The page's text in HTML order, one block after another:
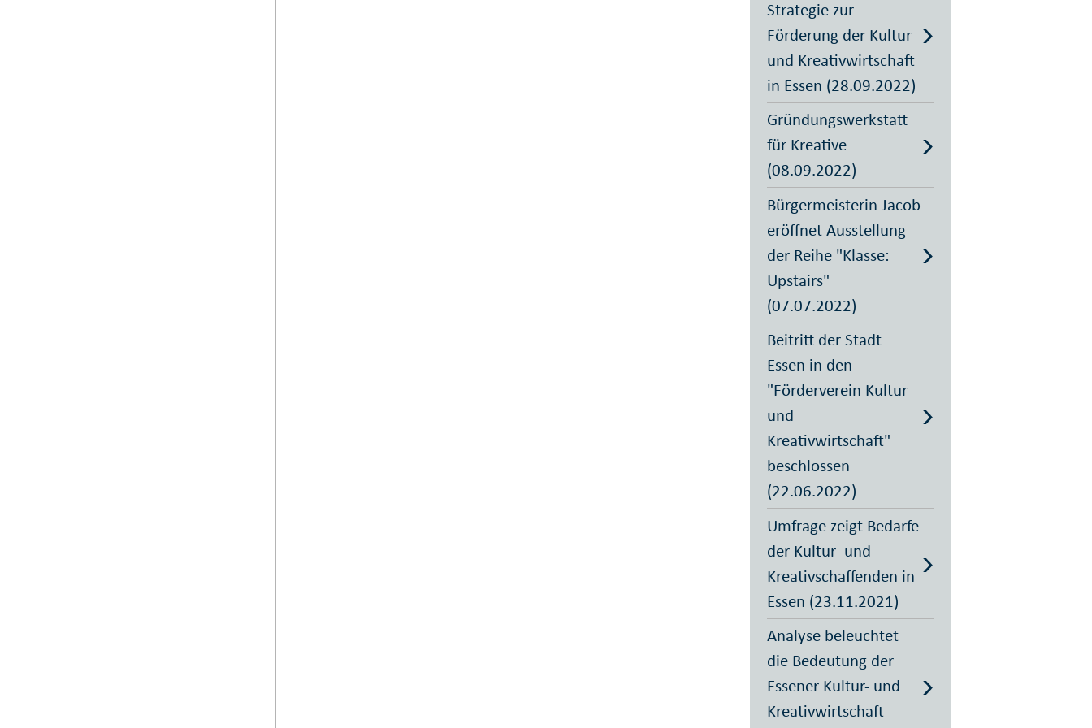
Strategie zur
Förderung der Kultur-
und Kreativwirtschaft
in Essen (28.09.2022)
Gründungswerkstatt
für Kreative
(08.09.2022)
Bürgermeisterin Jacob
eröffnet Ausstellung
der Reihe "Klasse:
Upstairs"
(07.07.2022)
Beitritt der Stadt
Essen in den
"Förderverein Kultur-
und
Kreativwirtschaft"
beschlossen
(22.06.2022)
Umfrage zeigt Bedarfe
der Kultur- und
Kreativschaffenden in
Essen (23.11.2021)
Analyse beleuchtet
die Bedeutung der
Essener Kultur- und
Kreativwirtschaft